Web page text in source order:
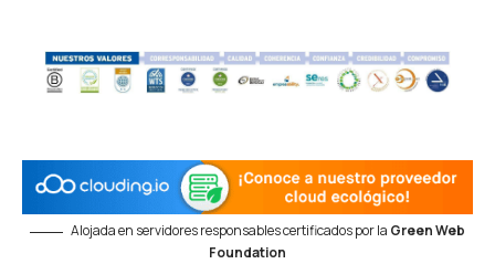
Alojada en servidores responsables certificados por la Green Web
Foundation